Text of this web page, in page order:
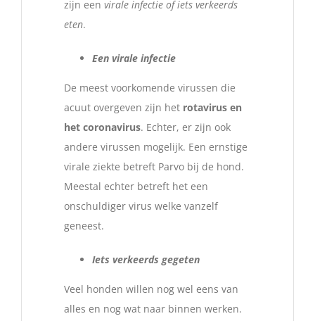
zijn een virale infectie of iets verkeerds
eten.
Een virale infectie
De meest voorkomende virussen die
acuut overgeven zijn het rotavirus en
het coronavirus. Echter, er zijn ook
andere virussen mogelijk. Een ernstige
virale ziekte betreft Parvo bij de hond.
Meestal echter betreft het een
onschuldiger virus welke vanzelf
geneest.
Iets verkeerds gegeten
Veel honden willen nog wel eens van
alles en nog wat naar binnen werken.